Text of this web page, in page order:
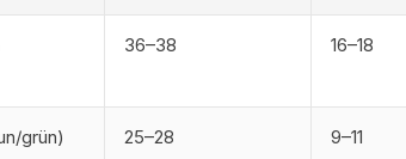
36–38 16–18
grün) 25–28 9–11